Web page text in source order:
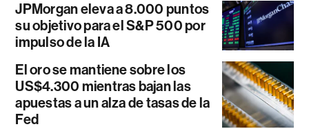
JPMorgan eleva a 8.000 puntos
su objetivo para el S&P 500 por
impulso de la IA
El oro se mantiene sobre los
US$4.300 mientras bajan las
apuestas a un alza de tasas de la
Fed